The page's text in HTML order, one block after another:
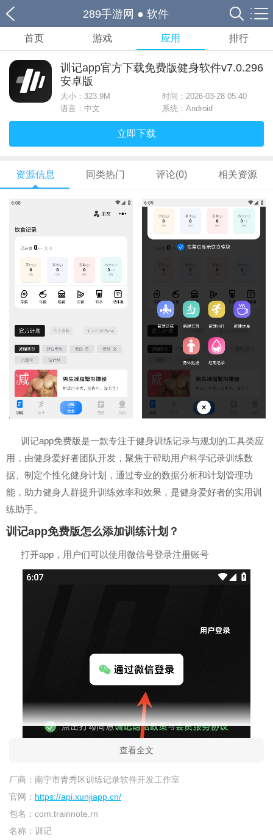
289手游网 ● 软件
首页 游戏 应用 排行
训记app官方下载免费版健身软件v7.0.296
安卓版
大小： 323.9M
时间：2026-03-28 05:40
语言：中文
系统：Android
立即下载
资源信息 同类热门 评论(0) 相关资源
训记app免费版是一款专注于健身训练记录与规划的工具类应
用，由健身爱好者团队开发，聚焦于帮助用户科学记录训练数
据、制定个性化健身计划，通过专业的数据分析和计划管理功
能，助力健身人群提升训练效率和效果，是健身爱好者的实用训
练助手。
训记app免费版怎么添加训练计划？
打开app，用户们可以使用微信号登录注册账号
查看全文
厂商： 南宁市青秀区训练记录软件开发工作室
官网： https://api.xunjiapp.cn/
包名： com.trainnote.rn
名称： 训记